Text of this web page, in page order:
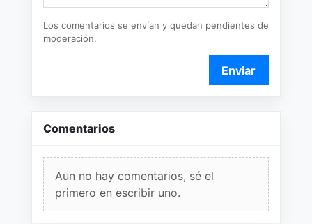
Los comentarios se envían y quedan pendientes de
moderación.
Enviar
Comentarios
Aun no hay comentarios, sé el
primero en escribir uno.